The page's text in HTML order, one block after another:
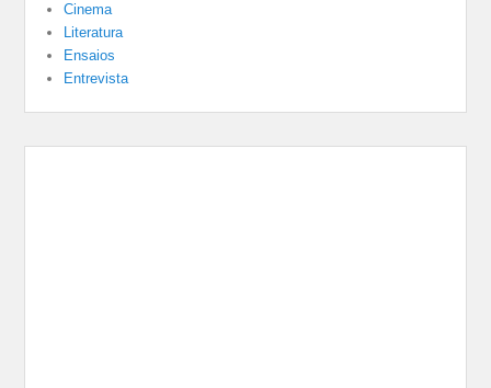
Cinema
Literatura
Ensaios
Entrevista